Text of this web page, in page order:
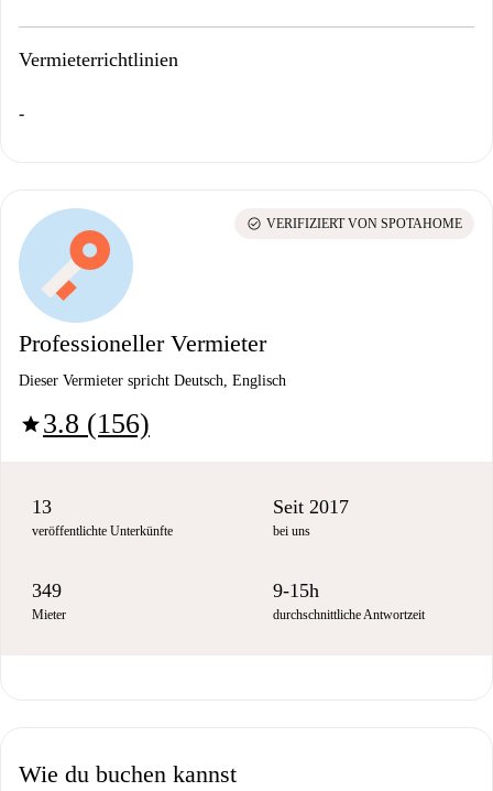
Vermieterrichtlinien
-
Professioneller Vermieter
Dieser Vermieter spricht Deutsch, Englisch
star3.8 (156)
check_circle VERIFIZIERT VON SPOTAHOME
13
veröffentlichte Unterkünfte
Seit 2017
bei uns
349
Mieter
9-15h
durchschnittliche Antwortzeit
Wie du buchen kannst